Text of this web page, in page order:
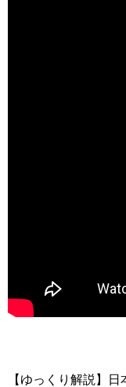
【ゆっくり解説】